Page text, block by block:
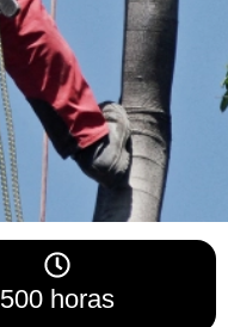
500 horas